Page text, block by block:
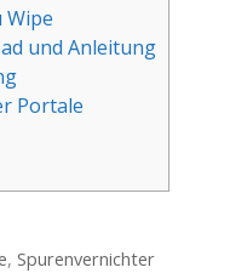
Wipe
und Anleitung
Portale
, Spurenvernichter